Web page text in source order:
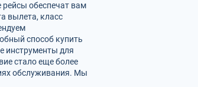
обеспечат вам
вылета, класс
способ купить
инструменты для
стало еще более
обслуживания. Мы